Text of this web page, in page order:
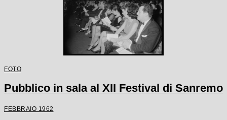
FOTO
Pubblico in sala al XII Festival di Sanremo
FEBBRAIO 1962